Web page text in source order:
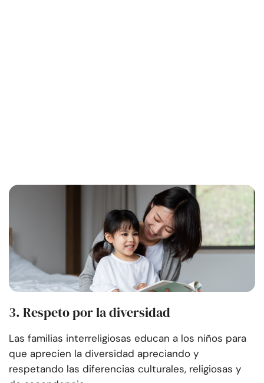
3. Respeto por la diversidad
Las familias interreligiosas educan a los niños para
que aprecien la diversidad apreciando y
respetando las diferencias culturales, religiosas y